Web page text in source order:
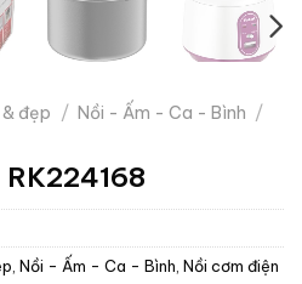
đẹp / Nồi - Ấm - Ca - Bình /
Nồi - Ấm - Ca - Bình Nồi cơm điện